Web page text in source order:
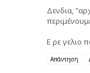
Δενδια,
Ε ρε γελιο
Απάντηση